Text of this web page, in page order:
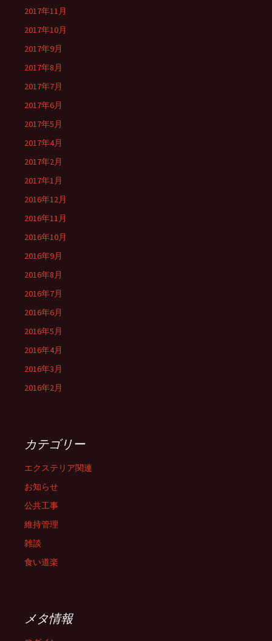
2017年11月
2017年10月
2017年9月
2017年8月
2017年7月
2017年6月
2017年5月
2017年4月
2017年2月
2017年1月
2016年12月
2016年11月
2016年10月
2016年9月
2016年8月
2016年7月
2016年6月
2016年5月
2016年4月
2016年3月
2016年2月
カテゴリー
エクステリア関連
お知らせ
公共工事
維持管理
雑談
食い道楽
メタ情報